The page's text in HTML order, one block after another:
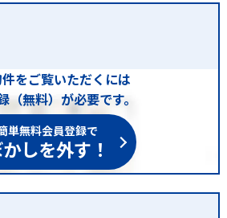
をご覧いただくには
（無料）が必要です。
単無料会員登録で
しを外す！